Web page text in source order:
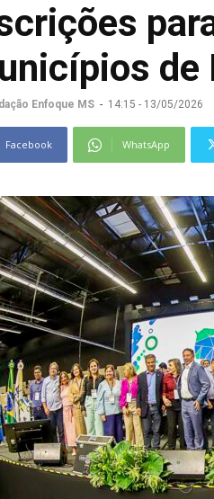
de
Enfoque MS - 14:15 - 13/05/2026
Facebook WhatsApp